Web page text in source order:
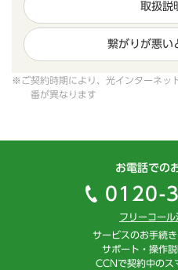
取扱説
繋がりが悪い
※ご契約時期により、光インターネッ
番が異なります
お電話での
0120-
フリーコー
サービスのお手続
サポート・操作
CCNで契約中のス